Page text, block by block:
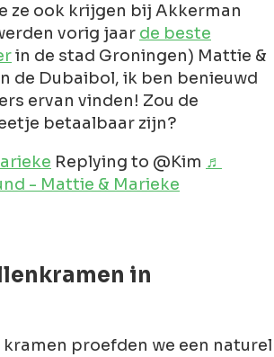
ze ook krijgen bij Akkerman
vorig jaar de beste
in de stad Groningen) Mattie &
de Dubaibol, ik ben benieuwd
ervan vinden! Zou de
betaalbaar zijn?
Replying to @Kim ♬
- Mattie & Marieke
in
kramen proefden we een naturel